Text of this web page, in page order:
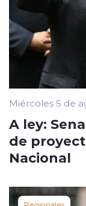
Miércoles 5 de
A ley:
de
Nacional
Regionales